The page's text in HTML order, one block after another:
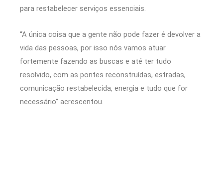
para restabelecer serviços essenciais.
“A única coisa que a gente não pode fazer é devolver a
vida das pessoas, por isso nós vamos atuar
fortemente fazendo as buscas e até ter tudo
resolvido, com as pontes reconstruídas, estradas,
comunicação restabelecida, energia e tudo que for
necessário” acrescentou.